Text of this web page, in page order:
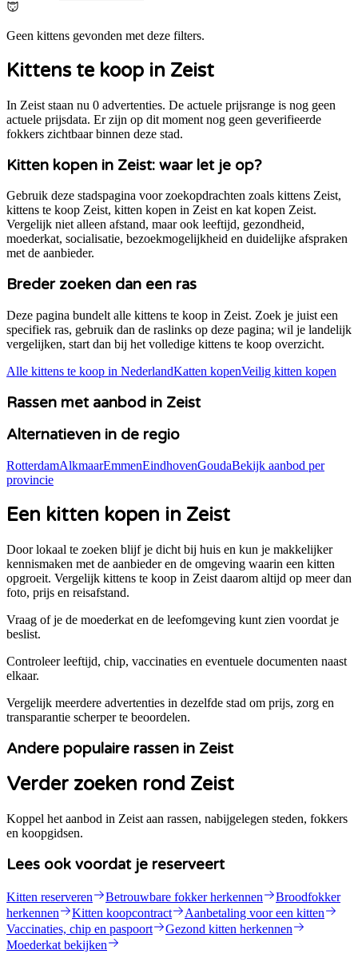
Geen kittens gevonden met deze filters.
Kittens te koop in Zeist
In Zeist staan nu 0 advertenties. De actuele prijsrange is nog geen
actuele prijsdata. Er zijn op dit moment nog geen geverifieerde
fokkers zichtbaar binnen deze stad.
Kitten kopen in Zeist: waar let je op?
Gebruik deze stadspagina voor zoekopdrachten zoals kittens Zeist,
kittens te koop Zeist, kitten kopen in Zeisten kat kopen Zeist.
Vergelijk niet alleen afstand, maar ook leeftijd, gezondheid,
moederkat, socialisatie, bezoekmogelijkheid en duidelijke afspraken
met de aanbieder.
Breder zoeken dan een ras
Deze pagina bundelt alle kittens te koop in Zeist. Zoek je juist een
specifiek ras, gebruik dan de raslinks op deze pagina; wil je landelijk
vergelijken, start dan bij het volledige kittens te koop overzicht.
Alle kittens te koop in NederlandKatten kopenVeilig kitten kopen
Rassen met aanbod in Zeist
Alternatieven in de regio
RotterdamAlkmaarEmmenEindhovenGoudaBekijk aanbod per
provincie
Een kitten kopen in Zeist
Door lokaal te zoeken blijf je dicht bij huis en kun je makkelijker
kennismaken met de aanbieder en de omgeving waarin een kitten
opgroeit. Vergelijk kittens te koop in Zeist daarom altijd op meer dan
foto, prijs en reisafstand.
Vraag of je de moederkat en de leefomgeving kunt zien voordat je
beslist.
Controleer leeftijd, chip, vaccinaties en eventuele documenten naast
elkaar.
Vergelijk meerdere advertenties in dezelfde stad om prijs, zorg en
transparantie scherper te beoordelen.
Andere populaire rassen in Zeist
Verder zoeken rond Zeist
Koppel het aanbod in Zeist aan rassen, nabijgelegen steden, fokkers
en koopgidsen.
Lees ook voordat je reserveert
Kitten reserveren Betrouwbare fokker herkennen
Broodfokker
herkennen
Kitten koopcontract
Aanbetaling voor een kitten
Vaccinaties, chip en paspoort
Gezond kitten herkennen
Moederkat bekijken